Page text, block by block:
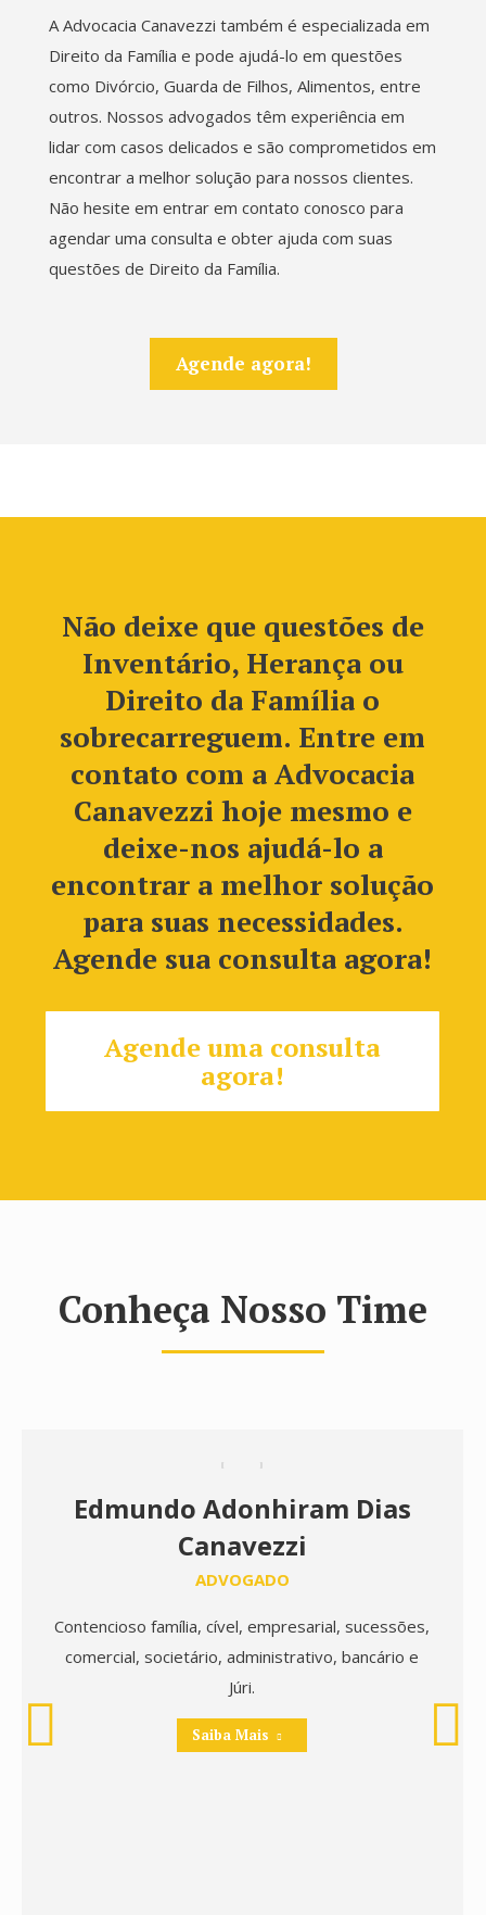
A Advocacia Canavezzi também é especializada em
Direito da Família e pode ajudá-lo em questões
como Divórcio, Guarda de Filhos, Alimentos, entre
outros. Nossos advogados têm experiência em
lidar com casos delicados e são comprometidos em
encontrar a melhor solução para nossos clientes.
Não hesite em entrar em contato conosco para
agendar uma consulta e obter ajuda com suas
questões de Direito da Família.
Agende agora!
Não deixe que questões de
Inventário, Herança ou
Direito da Família o
sobrecarreguem. Entre em
contato com a Advocacia
Canavezzi hoje mesmo e
deixe-nos ajudá-lo a
encontrar a melhor solução
para suas necessidades.
Agende sua consulta agora!
Agende uma consulta
agora!
Conheça Nosso Time
Edmundo Adonhiram Dias
Canavezzi
ADVOGADO
Contencioso família, cível, empresarial, sucessões,
comercial, societário, administrativo, bancário e
Júri.
Saiba Mais